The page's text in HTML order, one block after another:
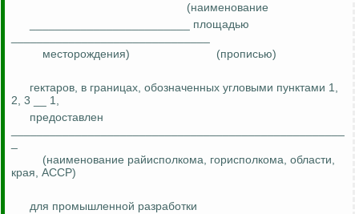
(наименование
_________________________ площадью
месторождения)
(прописью)
гектаров, в границах, обозначенных угловыми пунктами 1,
2, 3 __ 1,
предоставлен
(наименование райисполкома, горисполкома, области,
края, АССР)
для промышленной разработки